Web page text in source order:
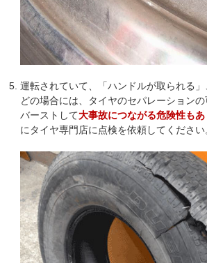
運転されていて、「ハンドルが取られる
どの場合には、タイヤのセパレーションの
バーストして大事故につながる危険性も
にタイヤ専門店に点検を依頼してください